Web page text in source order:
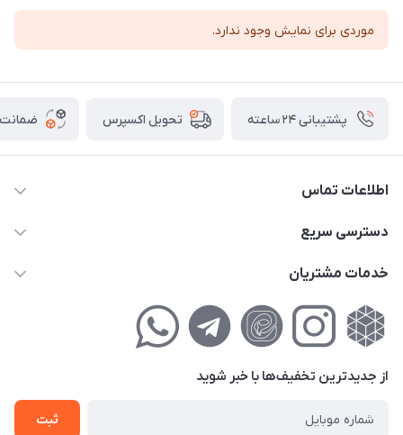
موردی برای نمایش وجود ندارد.
پشتیبانی ۲۴ ساعته تحویل اکسپرس ضمانت
اطلاعات تماس
02177111474
کوچه گلریز 4 غربی ، پلاک 13
دسترسی سریع
حساب کاربری
لیست محصولات
خدمات مشتریان
راهنمای‌خرید‌آنلاین
حریم خصوصی
فروش‌اقساطی
از جدید‌ترین تخفیف‌ها با‌ خبر شوید
ثبت